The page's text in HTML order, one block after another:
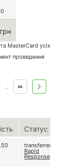
MasterCard усіх
проведення
46
Статус
transferred to
Rapid
Response